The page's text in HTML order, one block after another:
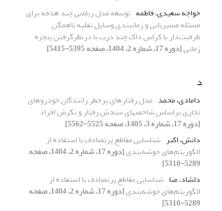
خواجه سعیدی، فاطمه توسعه مدل ریاضی چند هدفه برای
مسئله مسیریابی و زمانبندی وسایل نقلیه ناهمگن
ظرفیت‌دار با کراس داک چند درب با درنظرگرفتن پنجره
زمانی[دوره 17، شماره 2، 1404، صفحه 5395-5415]
د
دامادی، محمد مدل رفتارهای پرخطر رانندگان خودروهای
تجاری براساس شاخص­های سنجش رفتار و نگرش افراد
[دوره 17، شماره 3، 1405، صفحه 5525-5562]
دانش، اکبر شناسایی مقاطع پرتصادف با استفاده از
الگوریتم‌های خوشه‌بندی
[دوره 17، شماره 2، 1404، صفحه
5289-5310]
دلشاد، منا شناسایی مقاطع پرتصادف با استفاده از
الگوریتم‌های خوشه‌بندی
[دوره 17، شماره 2، 1404، صفحه
5289-5310]